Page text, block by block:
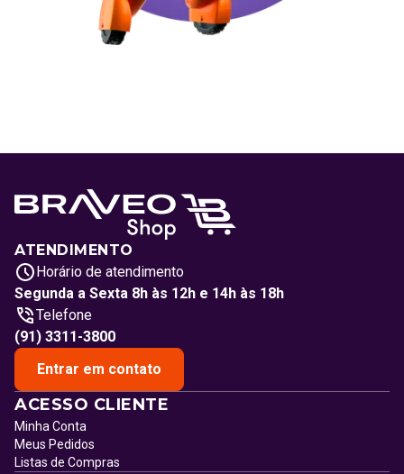
ATENDIMENTO
Horário de atendimento
Segunda a Sexta 8h às 12h e 14h às 18h
Telefone
(91) 3311-3800
Entrar em contato
ACESSO CLIENTE
Minha Conta
Meus Pedidos
Listas de Compras